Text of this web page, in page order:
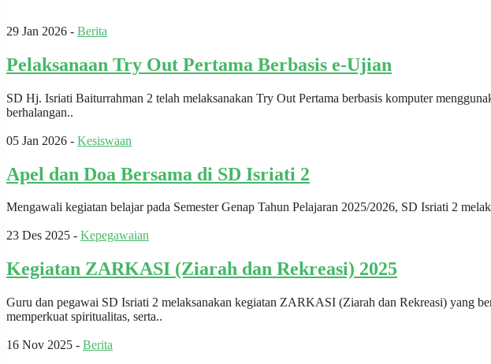
29 Jan 2026 - Berita
Pelaksanaan Try Out Pertama Berbasis e-Ujian
SD Hj. Isriati Baiturrahman 2 telah melaksanakan Try Out Pertama berbasis komputer
berhalangan..
05 Jan 2026 - Kesiswaan
Apel dan Doa Bersama di SD Isriati 2
Mengawali kegiatan belajar pada Semester Genap Tahun Pelajaran 2025/2026, SD Isriati 2
23 Des 2025 - Kepegawaian
Kegiatan ZARKASI (Ziarah dan Rekreasi) 2025
Guru dan pegawai SD Isriati 2 melaksanakan kegiatan ZARKASI (Ziarah dan Rekreasi) yang
memperkuat spiritualitas, serta..
16 Nov 2025 - Berita